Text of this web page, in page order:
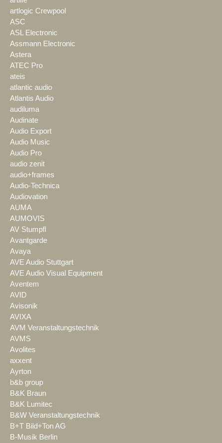
artlogic Crewpool
ASC
ASL Electronic
Assmann Electronic
Astera
ATEC Pro
ateis
atlantic audio
Atlantis Audio
audiluma
Audinate
Audio Export
Audio Music
Audio Pro
audio zenit
audio+frames
Audio-Technica
Audiovation
AUMA
AUMOVIS
AV Stumpfl
Avantgarde
Avaya
AVE Audio Stuttgart
AVE Audio Visual Equipment
Aventem
AVID
Avisonik
AVIXA
AVM Veranstaltungstechnik
AVMS
Avolites
axxent
Ayrton
b&b group
B&K Braun
B&K Lumitec
B&W Veranstaltungstechnik
B+T Bild+Ton AG
B-Musik Berlin